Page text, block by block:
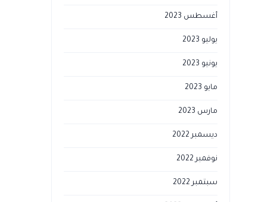
أغسطس 2023
يوليو 2023
يونيو 2023
مايو 2023
مارس 2023
ديسمبر 2022
نوفمبر 2022
سبتمبر 2022